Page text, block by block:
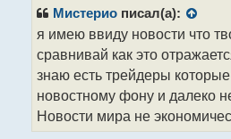
Мистерио писал(а):
я имею ввиду новости что
сравнивай как это
знаю есть трейдеры
новостному фону и далеко
Новости мира не